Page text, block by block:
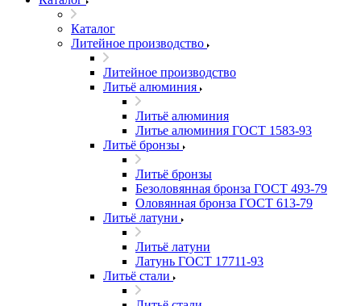
Каталог
Литейное производство
Литейное производство
Литьё алюминия
Литьё алюминия
Литье алюминия ГОСТ 1583-93
Литьё бронзы
Литьё бронзы
Безоловянная бронза ГОСТ 493-79
Оловянная бронза ГОСТ 613-79
Литьё латуни
Литьё латуни
Латунь ГОСТ 17711-93
Литьё стали